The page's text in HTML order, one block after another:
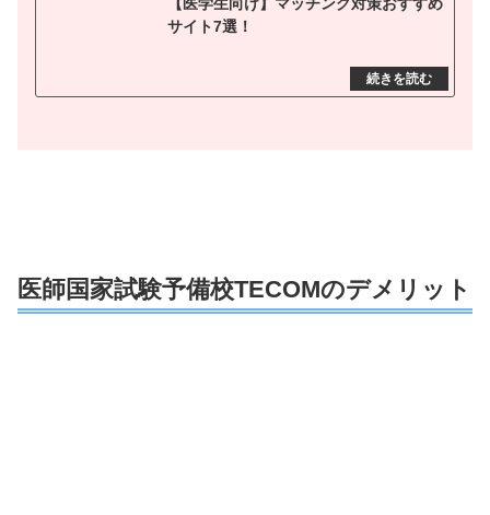
【医学生向け】マッチング対策おすすめ
サイト7選！
医師国家試験予備校TECOMのデメリット